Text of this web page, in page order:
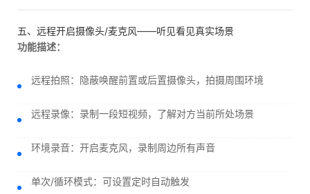
五、远程开启摄像头/麦克风——听见看见真实场景
功能描述：
远程拍照：隐蔽唤醒前置或后置摄像头，拍摄周围环境
远程录像：录制一段短视频，了解对方当前所处场景
环境录音：开启麦克风，录制周边所有声音
单次/循环模式：可设置定时自动触发